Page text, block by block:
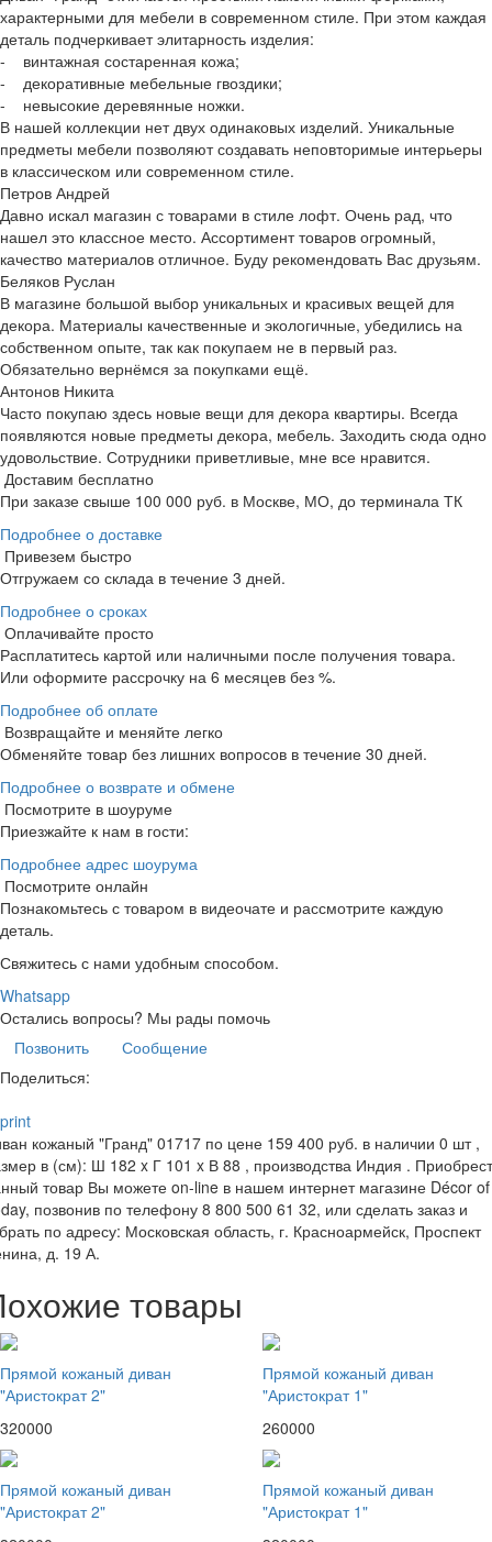
характерными для мебели в современном стиле. При этом каждая
деталь подчеркивает элитарность изделия:
- винтажная состаренная кожа;
- декоративные мебельные гвоздики;
- невысокие деревянные ножки.
В нашей коллекции нет двух одинаковых изделий. Уникальные
предметы мебели позволяют создавать неповторимые интерьеры
в классическом или современном стиле.
Петров Андрей
Давно искал магазин с товарами в стиле лофт. Очень рад, что
нашел это классное место. Ассортимент товаров огромный,
качество материалов отличное. Буду рекомендовать Вас друзьям.
Беляков Руслан
В магазине большой выбор уникальных и красивых вещей для
декора. Материалы качественные и экологичные, убедились на
собственном опыте, так как покупаем не в первый раз.
Обязательно вернёмся за покупками ещё.
Антонов Никита
Часто покупаю здесь новые вещи для декора квартиры. Всегда
появляются новые предметы декора, мебель. Заходить сюда одно
удовольствие. Сотрудники приветливые, мне все нравится.
Доставим бесплатно
При заказе свыше 100 000 руб. в Москве, МО, до терминала ТК
Подробнее о доставке
Привезем быстро
Отгружаем со склада в течение 3 дней.
Подробнее о сроках
Оплачивайте просто
Расплатитесь картой или наличными после получения товара.
Или оформите рассрочку на 6 месяцев без %.
Подробнее об оплате
Возвращайте и меняйте легко
Обменяйте товар без лишних вопросов в течение 30 дней.
Подробнее о возврате и обмене
Посмотрите в шоуруме
Приезжайте к нам в гости:
Подробнее адрес шоурума
Посмотрите онлайн
Познакомьтесь с товаром в видеочате и рассмотрите каждую
деталь.
Свяжитесь с нами удобным способом.
Whatsapp
Остались вопросы? Мы рады помочь
Позвонить
Сообщение
Поделиться:
print
кожаный "Гранд" 01717 по цене 159 400 руб. в наличии 0 шт ,
в (см): Ш 182 x Г 101 x В 88 , производства Индия .
товар Вы можете on-line в нашем интернет магазине Décor of
позвонив по телефону 8 800 500 61 32, или сделать заказ и
по адресу: Московская область, г. Красноармейск, Проспект
д. 19 А.
товары
Прямой кожаный диван
"Аристократ 2"
320000
Прямой кожаный диван
"Аристократ 1"
260000
Прямой кожаный диван
"Аристократ 2"
Прямой кожаный диван
"Аристократ 1"